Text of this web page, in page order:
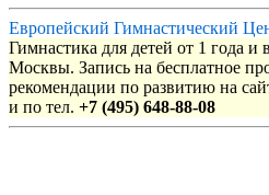
Европейский Гимнастический
Гимнастика для детей от 1 года
Москвы. Запись на бесплатное
рекомендации по развитию на
и по тел. +7 (495) 648-88-08